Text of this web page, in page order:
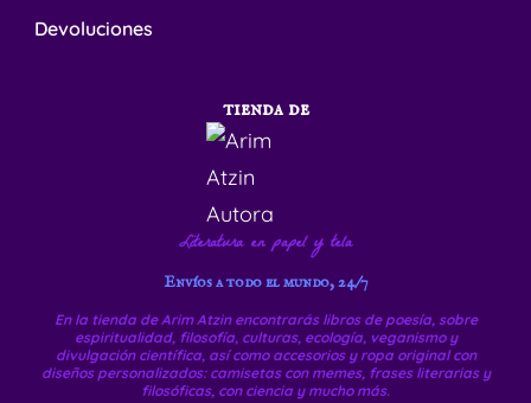
Devoluciones
tienda de
Literatura en papel y tela
Envíos a todo el mundo, 24/7
En la tienda de Arim Atzin encontrarás libros de poesía, sobre
espiritualidad, filosofía, culturas, ecología, veganismo y
divulgación científica, así como accesorios y ropa original con
diseños personalizados: camisetas con memes, frases literarias y
filosóficas, con ciencia y mucho más.